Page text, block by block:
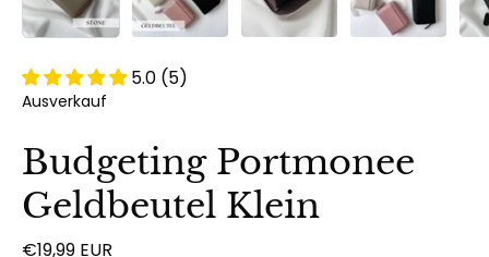
5.0 (5)
Ausverkauf
Budgeting Portmonee
Geldbeutel Klein
€19,99 EUR